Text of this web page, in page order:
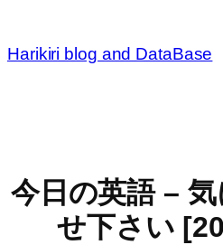
を
Harikiri blog and DataBase
今日の英語 –
せ下さい